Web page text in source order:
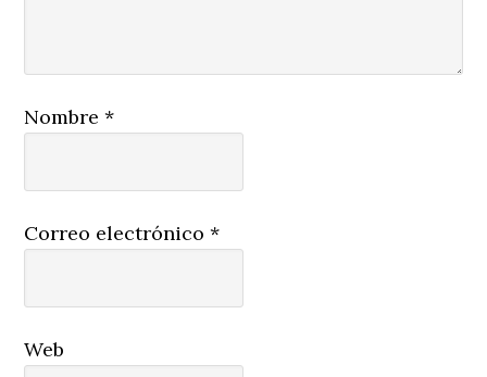
Nombre*
Correo electrónico*
Web